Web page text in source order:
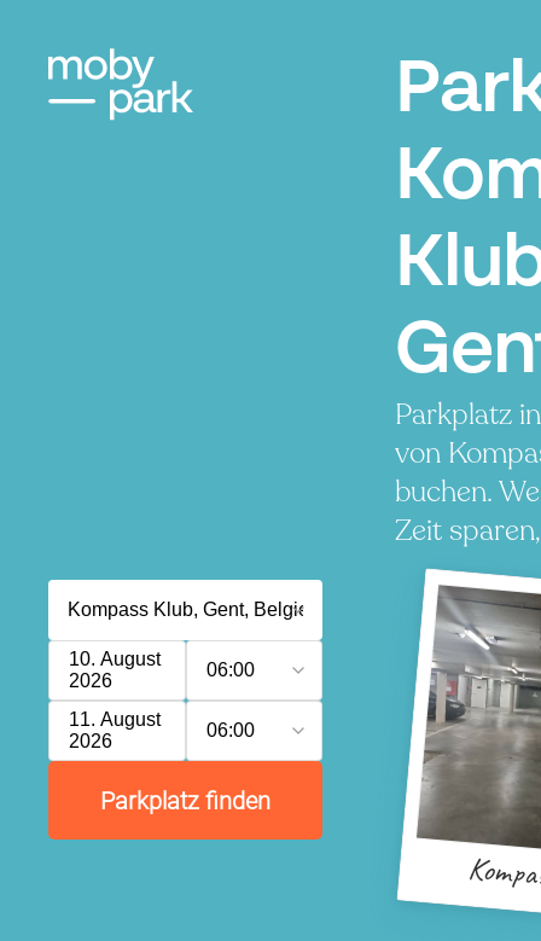
Parkplatz
von
buchen.
Zeit
10. August
2026
06:00
11. August
2026
06:00
Parkplatz finden